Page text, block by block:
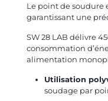
Le point de soudure
garantissant une
SW 28 LAB délivre
consommation
alimentation
Utilisation
soudage par